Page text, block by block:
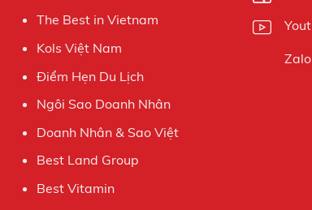
The Best in Vietnam
Kols Việt Nam
Điểm Hẹn Du Lịch
Ngôi Sao Doanh Nhân
Doanh Nhân & Sao Việt
Best Land Group
Best Vitamin
Zalo